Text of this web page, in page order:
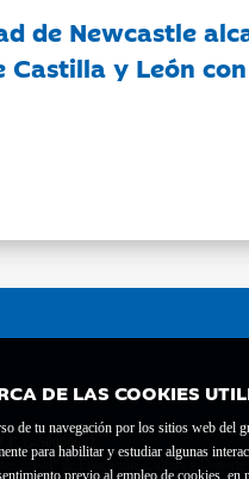
DE LAS COOKIES
de tu navegación por los sitios web del
para habilitar y estudiar algunas
previo al empleo de cookies, en
de Newcastle
Castilla y León
G-50000652.
del Mº de Educación, Cultura y Deporte